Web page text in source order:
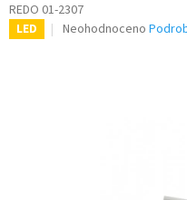
REDO 01-2307
LED
Průměrné
Neohodnoceno